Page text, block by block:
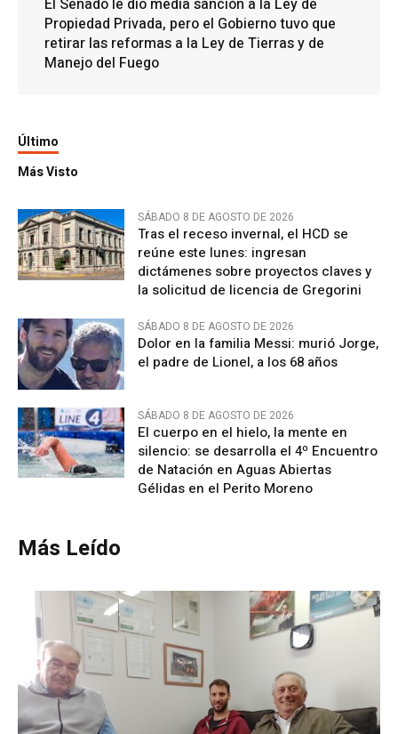
El Senado le dio media sanción a la Ley de
Propiedad Privada, pero el Gobierno tuvo que
retirar las reformas a la Ley de Tierras y de
Manejo del Fuego
Último
Más Visto
SÁBADO 8 DE AGOSTO DE 2026
Tras el receso invernal, el HCD se
reúne este lunes: ingresan
dictámenes sobre proyectos claves y
la solicitud de licencia de Gregorini
SÁBADO 8 DE AGOSTO DE 2026
Dolor en la familia Messi: murió Jorge,
el padre de Lionel, a los 68 años
SÁBADO 8 DE AGOSTO DE 2026
El cuerpo en el hielo, la mente en
silencio: se desarrolla el 4º Encuentro
de Natación en Aguas Abiertas
Gélidas en el Perito Moreno
Más Leído